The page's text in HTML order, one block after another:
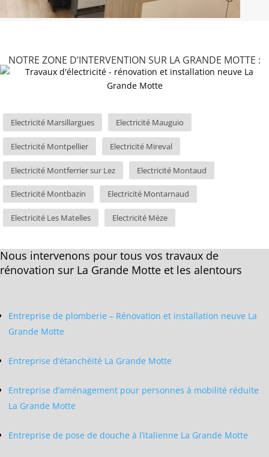
NOTRE ZONE D’INTERVENTION SUR LA GRANDE MOTTE :
Electricité Marsillargues Electricité Mauguio
Electricité Montpellier Electricité Mireval
Electricité Montferrier sur Lez Electricité Montaud
Electricité Montbazin Electricité Montarnaud
Electricité Les Matelles Electricité Mèze
Nous intervenons pour tous vos travaux de
rénovation sur La Grande Motte et les alentours
Entreprise de plomberie – Rénovation et installation neuve La
Grande Motte
Entreprise d’étanchéité La Grande Motte
Entreprise d’aménagement pour personnes à mobilité réduite
La Grande Motte
Entreprise de pose de douche à l’italienne La Grande Motte